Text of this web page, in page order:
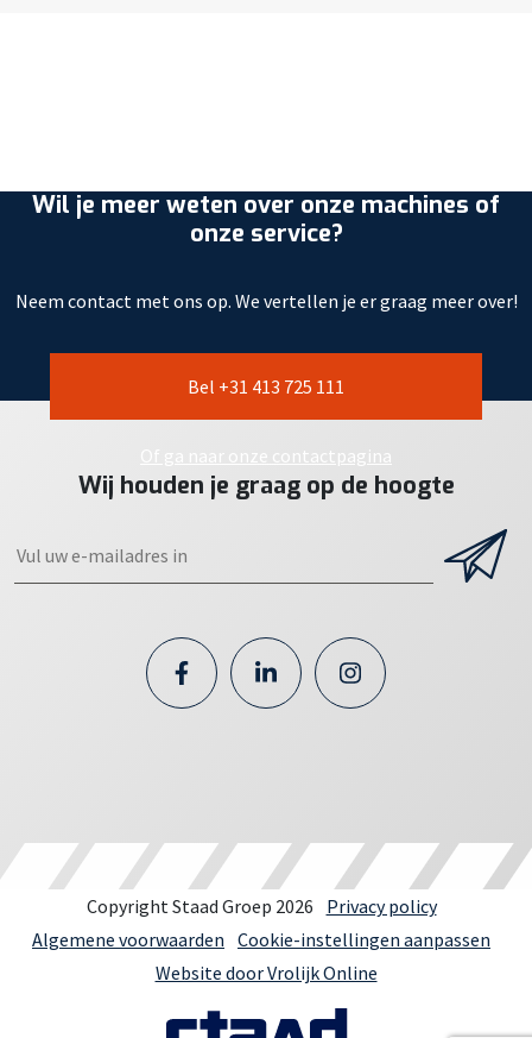
Wil je meer weten over onze machines of
onze service?
Neem contact met ons op. We vertellen je er graag meer over!
Bel +31 413 725 111
Of ga naar onze contactpagina
Wij houden je graag op de hoogte
Copyright Staad Groep 2026
Privacy policy
Algemene voorwaarden Cookie-instellingen aanpassen
Website door Vrolijk Online